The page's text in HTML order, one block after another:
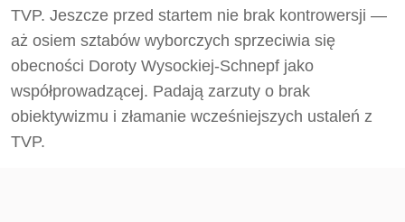
TVP. Jeszcze przed startem nie brak kontrowersji —
aż osiem sztabów wyborczych sprzeciwia się
obecności Doroty Wysockiej-Schnepf jako
współprowadzącej. Padają zarzuty o brak
obiektywizmu i złamanie wcześniejszych ustaleń z
TVP.